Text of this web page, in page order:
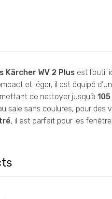
WV 2 Plus est
et léger, il est équipé
de nettoyer jusqu’à 105
sale sans coulures, pour
, il est parfait pour les